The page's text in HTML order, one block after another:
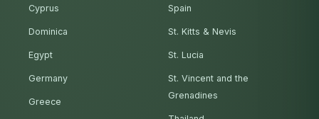
Cyprus
Dominica
Egypt
Germany
Greece
Spain
St. Kitts & Nevis
St. Lucia
St. Vincent and the
Grenadines